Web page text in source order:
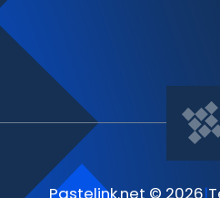
Pastelink.net © 2026|